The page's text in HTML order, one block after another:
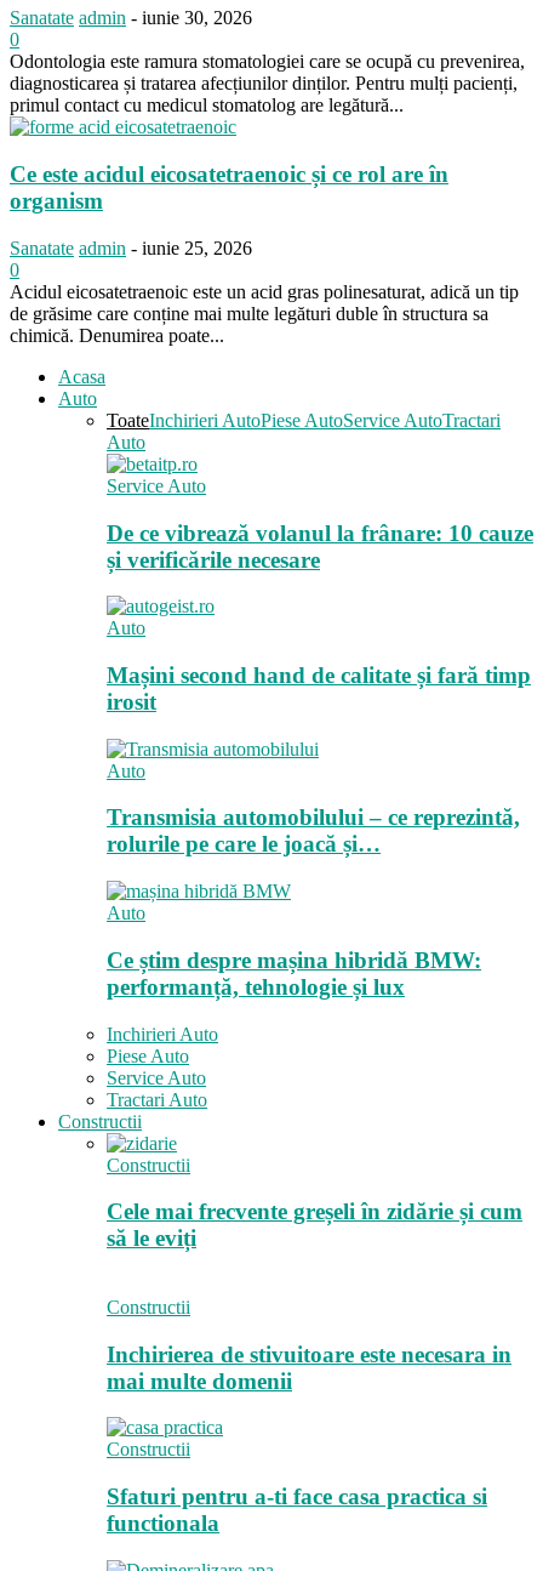
Sanatate admin - iunie 30, 2026
0
Odontologia este ramura stomatologiei care se ocupă cu prevenirea,
diagnosticarea și tratarea afecțiunilor dinților. Pentru mulți pacienți,
primul contact cu medicul stomatolog are legătură...
Ce este acidul eicosatetraenoic și ce rol are în
organism
Sanatate admin - iunie 25, 2026
0
Acidul eicosatetraenoic este un acid gras polinesaturat, adică un tip
de grăsime care conține mai multe legături duble în structura sa
chimică. Denumirea poate...
Acasa
Auto
ToateInchirieri AutoPiese AutoService AutoTractari
Auto
Service Auto
De ce vibrează volanul la frânare: 10 cauze
și verificările necesare
Auto
Mașini second hand de calitate și fară timp
irosit
Auto
Transmisia automobilului – ce reprezintă,
rolurile pe care le joacă și…
Auto
Ce știm despre mașina hibridă BMW:
performanță, tehnologie și lux
Inchirieri Auto
Piese Auto
Service Auto
Tractari Auto
Constructii
Constructii
Cele mai frecvente greșeli în zidărie și cum
să le eviți
Constructii
Inchirierea de stivuitoare este necesara in
mai multe domenii
Constructii
Sfaturi pentru a-ti face casa practica si
functionala